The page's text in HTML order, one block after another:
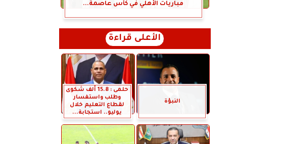
مباريات الأهلي في كأس عاصمة...
الأعلى قراءة
النبؤة
حلمى : 15.8 ألف شكوى
وطلب واستفسار
لقطاع التعليم خلال
يوليو.. استجابة...